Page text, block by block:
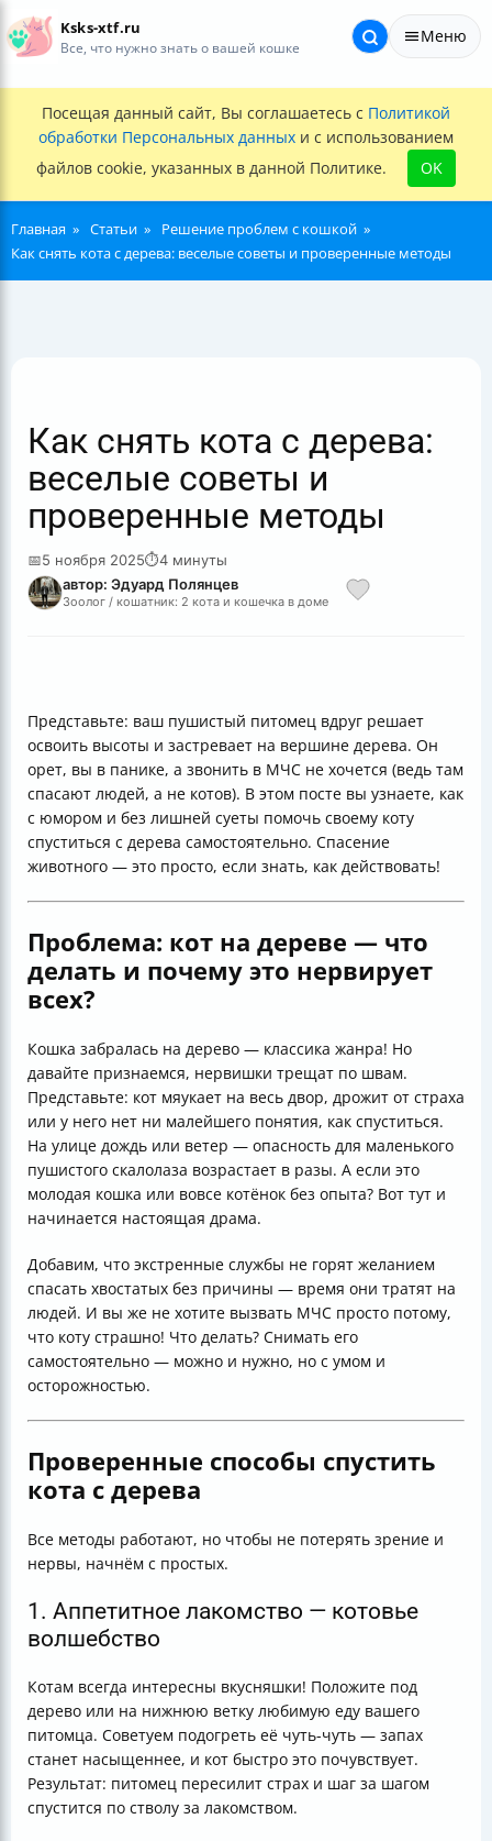
Ksks-xtf.ru
Все, что нужно знать о вашей кошке
Меню
Посещая данный сайт, Вы соглашаетесь с Политикой
обработки Персональных данных и с использованием
файлов cookie, указанных в данной Политике.
OK
Главная Статьи
Решение проблем с кошкой
Как снять кота с дерева: веселые советы и проверенные методы
Как снять кота с дерева:
веселые советы и
проверенные методы
📅5 ноября 2025⏱4 минуты
автор: Эдуард Полянцев
Зоолог / кошатник: 2 кота и кошечка в доме
Представьте: ваш пушистый питомец вдруг решает
освоить высоты и застревает на вершине дерева. Он
орет, вы в панике, а звонить в МЧС не хочется (ведь там
спасают людей, а не котов). В этом посте вы узнаете, как
с юмором и без лишней суеты помочь своему коту
спуститься с дерева самостоятельно. Спасение
животного — это просто, если знать, как действовать!
Проблема: кот на дереве — что
делать и почему это нервирует
всех?
Кошка забралась на дерево — классика жанра! Но
давайте признаемся, нервишки трещат по швам.
Представьте: кот мяукает на весь двор, дрожит от страха
или у него нет ни малейшего понятия, как спуститься.
На улице дождь или ветер — опасность для маленького
пушистого скалолаза возрастает в разы. А если это
молодая кошка или вовсе котёнок без опыта? Вот тут и
начинается настоящая драма.
Добавим, что экстренные службы не горят желанием
спасать хвостатых без причины — время они тратят на
людей. И вы же не хотите вызвать МЧС просто потому,
что коту страшно! Что делать? Снимать его
самостоятельно — можно и нужно, но с умом и
осторожностью.
Проверенные способы спустить
кота с дерева
Все методы работают, но чтобы не потерять зрение и
нервы, начнём с простых.
1. Аппетитное лакомство — котовье
волшебство
Котам всегда интересны вкусняшки! Положите под
дерево или на нижнюю ветку любимую еду вашего
питомца. Советуем подогреть её чуть-чуть — запах
станет насыщеннее, и кот быстро это почувствует.
Результат: питомец пересилит страх и шаг за шагом
спустится по стволу за лакомством.